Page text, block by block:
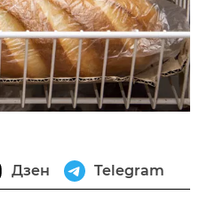
Дзен Telegram